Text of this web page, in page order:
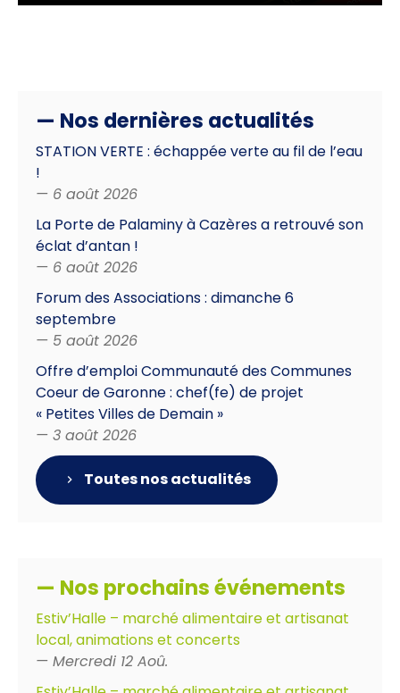
— Nos dernières actualités
STATION VERTE : échappée verte au fil de l’eau
!
— 6 août 2026
La Porte de Palaminy à Cazères a retrouvé son
éclat d’antan !
— 6 août 2026
Forum des Associations : dimanche 6
septembre
— 5 août 2026
Offre d’emploi Communauté des Communes
Coeur de Garonne : chef(fe) de projet
« Petites Villes de Demain »
— 3 août 2026
Toutes nos actualités
— Nos prochains événements
Estiv’Halle – marché alimentaire et artisanat
local, animations et concerts
— Mercredi 12 Aoû.